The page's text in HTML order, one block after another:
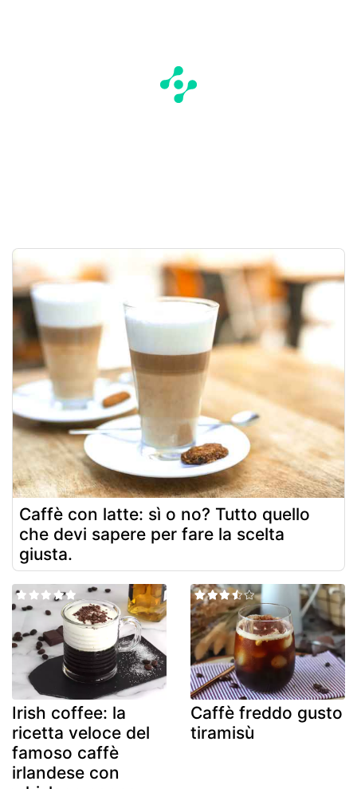
Caffè con latte: sì o no? Tutto quello
che devi sapere per fare la scelta
giusta.
Irish coffee: la
ricetta veloce del
famoso caffè
irlandese con
Caffè freddo gusto
tiramisù